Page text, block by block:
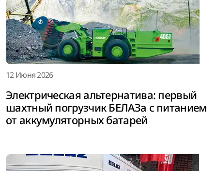
12 Июня 2026
Электрическая альтернатива: первый
шахтный погрузчик БЕЛАЗа с питанием
от аккумуляторных батарей